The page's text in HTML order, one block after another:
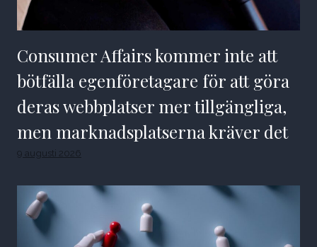
Consumer Affairs kommer inte att
bötfälla egenföretagare för att göra
deras webbplatser mer tillgängliga,
men marknadsplatserna kräver det
9 augusti 2026